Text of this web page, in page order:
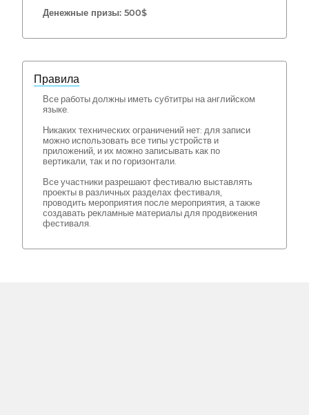
Денежные призы: 500$
Правила
Все работы должны иметь субтитры на английском
языке.
Никаких технических ограничений нет: для записи
можно использовать все типы устройств и
приложений, и их можно записывать как по
вертикали, так и по горизонтали.
Все участники разрешают фестивалю выставлять
проекты в различных разделах фестиваля,
проводить мероприятия после мероприятия, а также
создавать рекламные материалы для продвижения
фестиваля.